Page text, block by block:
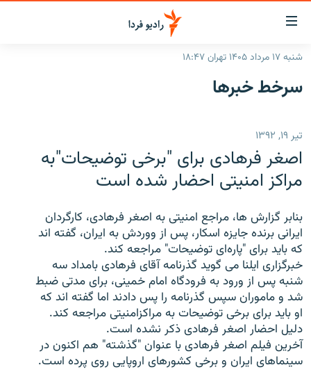
لینک‌های
قابلیت
دسترسی
بازگشت
اصلی
رفتن
صفحه
ایران
رادیو
انتخاب کنید و بشنوید
فرکانس‌ها
پادکست
گزارش‌های تصویری
گزارش‌های ویدئویی
زنان فردا
English
به ما بپیوندید
شنبه ۱۷ مرداد ۱۴۰۵ تهران ۱۸:۴۷
سرخط‌ خبرها
تیر ۱۹, ۱۳۹۲
اصغر فرهادی برای "برخی توضیحات"به
مراکز امنیتی احضار شده است
بنابر گزارش ها، مراجع امنیتی به اصغر فرهادی، کارگردان
ايرانی برنده جایزه اسکار، پس از ووردش به ایران، گفته اند
که باید برای "پاره‌ای توضيحات" مراجعه کند.
خبرگزاری ایلنا می گوید گذرنامه آقای فرهادی بامداد سه
شنبه پس از ورود به فرودگاه امام خمینی، برای مدتی ضبط
شد و ماموران سپس گذرنامه را پس دادند اما گفته اند که
او باید برای برخی توضیحات به مراکزامنیتی مراجعه کند.
دليل احضار اصغر فرهادی ذکر نشده است.
آخرین فيلم اصغر فرهادی با عنوان "گذشته" هم اکنون در
سينماهای ايران و برخی کشورهای اروپایی روی پرده است.